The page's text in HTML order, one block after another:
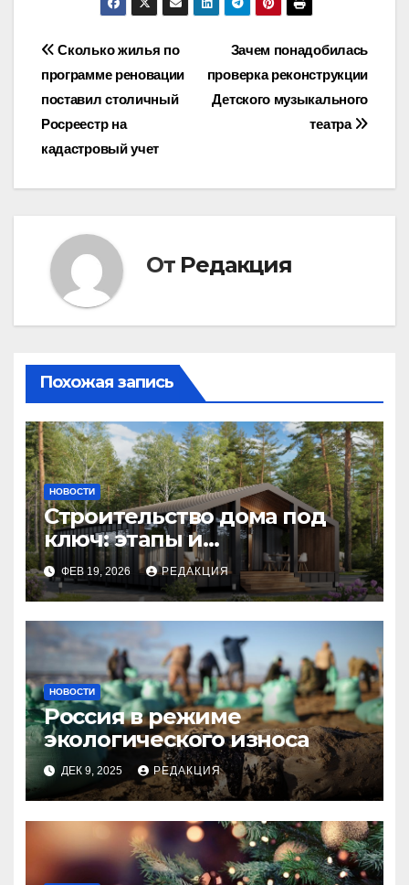
Навигация
по
записям
Зачем понадобилась
проверка реконструкции
Детского музыкального
театра
Сколько жилья по
программе реновации
поставил столичный
Росреестр на
кадастровый учет
От Редакция
Похожая запись
НОВОСТИ
Строительство дома под
ключ: этапы и
планирование бюджета
ФЕВ 19, 2026 РЕДАКЦИЯ
НОВОСТИ
Россия в режиме
экологического износа
ДЕК 9, 2025 РЕДАКЦИЯ